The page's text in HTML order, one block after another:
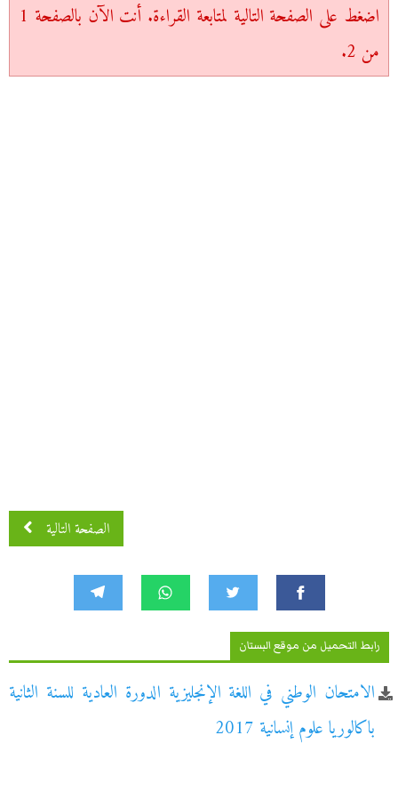
اضغط على الصفحة التالية لمتابعة القراءة. أنت الآن بالصفحة 1
من 2.
الصفحة التالية
رابط التحميل من موقع البستان
الامتحان الوطني في اللغة الإنجليزية الدورة العادية للسنة الثانية
باكالوريا علوم إنسانية 2017